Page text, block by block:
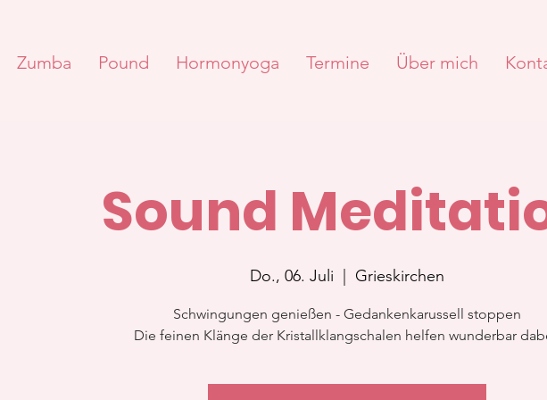
Zumba Pound Hormonyoga Termine Über mich
Sound
Do., 06. Juli Grieskirchen
Schwingungen genießen - Gedankenkarussell stoppen
Die feinen Klänge der Kristallklangschalen helfen wunderbar